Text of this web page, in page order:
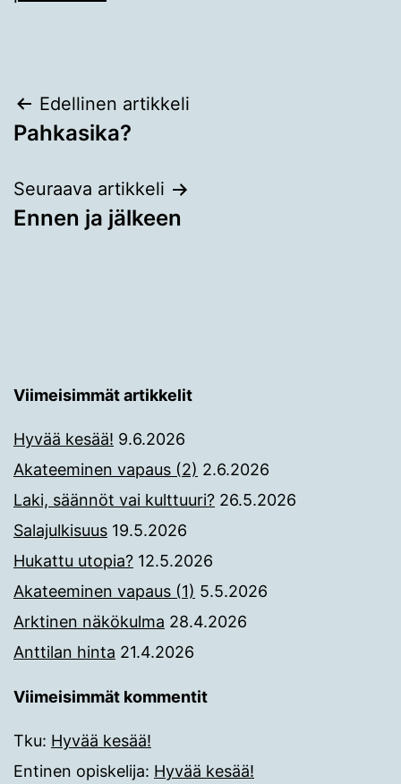
Artikkelien
selaus
Edellinen artikkeli
Pahkasika?
Seuraava artikkeli
Ennen ja jälkeen
Viimeisimmät artikkelit
Hyvää kesää! 9.6.2026
Akateeminen vapaus (2) 2.6.2026
Laki, säännöt vai kulttuuri? 26.5.2026
Salajulkisuus 19.5.2026
Hukattu utopia? 12.5.2026
Akateeminen vapaus (1) 5.5.2026
Arktinen näkökulma 28.4.2026
Anttilan hinta 21.4.2026
Viimeisimmät kommentit
Tku: Hyvää kesää!
Entinen opiskelija: Hyvää kesää!